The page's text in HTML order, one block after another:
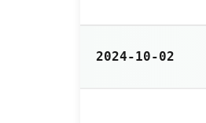
2024-10-02